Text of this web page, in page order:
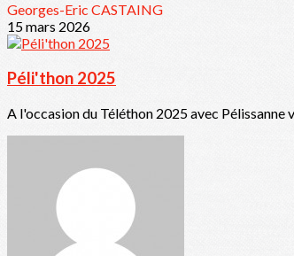
Georges-Eric CASTAING
15 mars 2026
Péli'thon 2025
A l'occasion du Téléthon 2025 avec Pélissanne